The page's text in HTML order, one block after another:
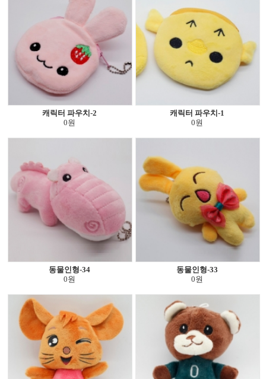
캐릭터 파우치-2
0원
캐릭터 파우치-1
0원
동물인형-34
0원
동물인형-33
0원